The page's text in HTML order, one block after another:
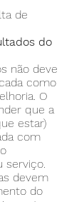
de
do
não deve
como
O
que a
estar)
com
serviço.
devem
do